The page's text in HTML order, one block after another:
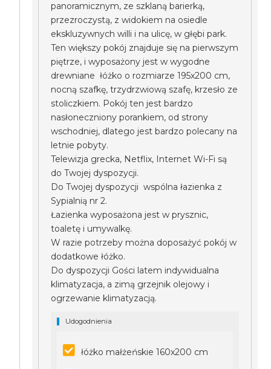
panoramicznym, ze szklaną barierką,
przezroczystą, z widokiem na osiedle
ekskluzywnych willi i na ulicę, w głębi park.
Ten większy pokój znajduje się na pierwszym
piętrze, i wyposażony jest w wygodne
drewniane łóżko o rozmiarze 195x200 cm,
nocną szafkę, trzydrzwiową szafę, krzesło ze
stoliczkiem. Pokój ten jest bardzo
nasłoneczniony porankiem, od strony
wschodniej, dlatego jest bardzo polecany na
letnie pobyty.
Telewizja grecka, Netflix, Internet Wi-Fi są
do Twojej dyspozycji.
Do Twojej dyspozycji wspólna łazienka z
Sypialnią nr 2.
Łazienka wyposażona jest w prysznic,
toaletę i umywalkę.
W razie potrzeby można doposażyć pokój w
dodatkowe łóżko.
Do dyspozycji Gości latem indywidualna
klimatyzacja, a zimą grzejnik olejowy i
ogrzewanie klimatyzacją.
Udogodnienia
łóżko małżeńskie 160x200 cm